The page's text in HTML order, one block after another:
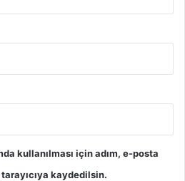
kullanılması için adım, e-posta
kaydedilsin.